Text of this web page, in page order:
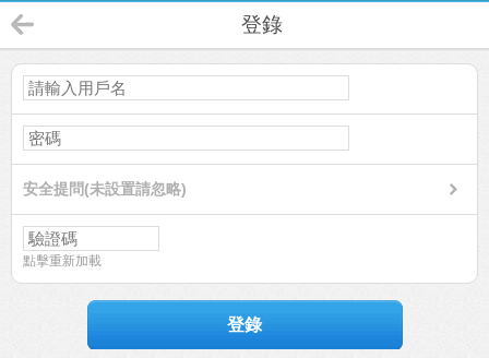
登錄
安全提問(未設置請忽略)
點擊重新加載
登錄